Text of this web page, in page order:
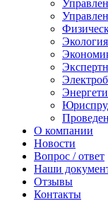
О компании
Новости
Вопрос / ответ
Наши
Отзывы
Контакты